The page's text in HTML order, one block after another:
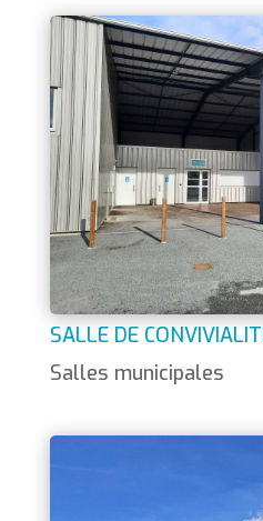
SALLE DE
Salles municipales